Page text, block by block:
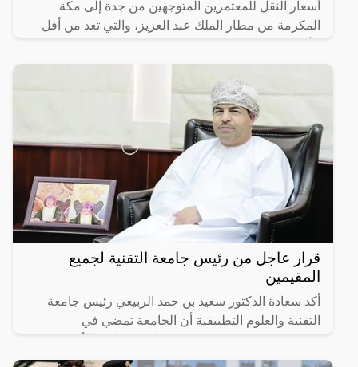
أسعار النقل للمعتمرين المتوجهين من جدة إلى مكة
المكرمة من مطار الملك عبد العزيز، والتي تعد من أقل
قرار عاجل من رئيس جامعة التقنية لجميع
المقيمين
أكد سعادة الدكتور سعيد بن حمد الربيعي رئيس جامعة
التقنية والعلوم التطبيقية أن الجامعة تمضي في
بإحلال